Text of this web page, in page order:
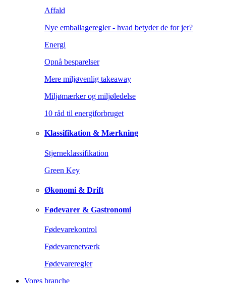
Affald
Nye emballageregler - hvad betyder de for jer?
Energi
Opnå besparelser
Mere miljøvenlig takeaway
Miljømærker og miljøledelse
10 råd til energiforbruget
Klassifikation & Mærkning
Stjerneklassifikation
Green Key
Økonomi & Drift
Fødevarer & Gastronomi
Fødevarekontrol
Fødevarenetværk
Fødevareregler
Vores branche